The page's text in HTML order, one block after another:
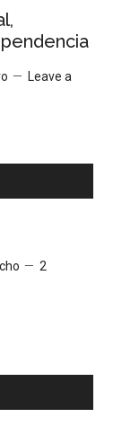
Leave a
2